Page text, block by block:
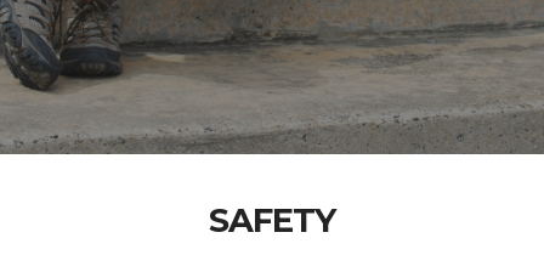
SAFETY